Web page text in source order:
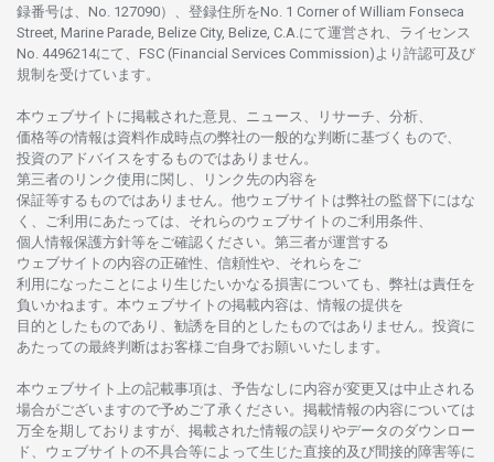
録番号は、No. 127090）、 登録住所をNo. 1 Corner of William Fonseca
Street, Marine Parade, Belize City, Belize, C.A.にて運営さ れ、 ライセンス
No. 4496214にて、FSC (Financial Services Commission)より 許認可及び
規制を受けています。
本ウェブサイトに掲載さ れた意見、ニュース、リサーチ、分析、
価格等の情報は資料作成時点の弊社の一般的な判断に基づくもので、
投資のアドバイスをするものではありません。
第三者の リンク使用に関し、 リンク先の内容を
保証等するものではありません。 他ウェブサイトは弊社の監督下にはな
く、
ご利用に あたっては、 それらのウェブサイトの ご利用条件、
個人情報保護方針等を ご確認ください。 第三者が運営する
ウェブサイトの内容の正確性、信頼性や、それらをご
利用になったことにより 生じたいかなる損害についても、 弊社は責任を
負いかね ます。 本ウェブサイトの掲載内容は、 情報の提供を
目的としたものであり、 勧誘を 目的としたものではありません。 投資に
あたっての最終判断はお客様ご自身でお願いいたします。
本ウェブサイト 上の記載事項は、 予告なしに 内容が変更又は中止さ れる
場合がございますので予めご了承ください。 掲載情報の内容については
万全を期しておりますが、 掲載さ れた情報の誤りやデータのダウンロー
ド、 ウェブサイトの不具合等に よって生じた 直接的及び間接的障害等に